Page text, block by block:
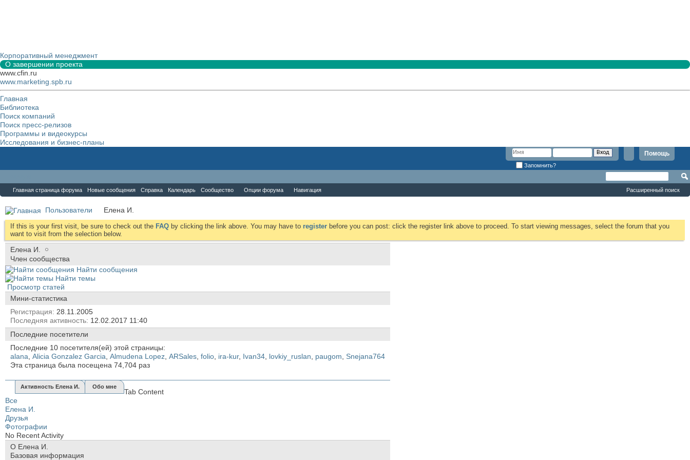
Корпоративный менеджмент
О завершении проекта
www.cfin.ru
www.marketing.spb.ru
Главная
Библиотека
Поиск компаний
Поиск пресс-релизов
Программы и видеокурсы
Исследования и бизнес-планы
Помощь
Запомнить?
Главная страница форума Новые сообщения Справка Календарь Сообщество Опции форума Навигация Расширенный поиск
Пользователи Елена И.
If this is your first visit, be sure to check out the FAQ by clicking the link above. You may have to register before you can post: click the register link above to proceed. To start viewing messages, select the forum that you
want to visit from the selection below.
Елена И.
Член сообщества
Найти сообщения
Найти темы
Просмотр статей
Мини-статистика
Регистрация 28.11.2005
Последняя активность 12.02.2017 11:40
Последние посетители
Последние 10 посетителя(ей) этой страницы:
alana, Alicia Gonzalez Garcia, Almudena Lopez, ARSales, folio, ira-kur, Ivan34, lovkiy_ruslan, paugom, Snejana764
Эта страница была посещена 74,704 раз
Активность Елена И. Обо мне
Tab Content
Все
Елена И.
Друзья
Фотографии
No Recent Activity
О Елена И.
Базовая информация